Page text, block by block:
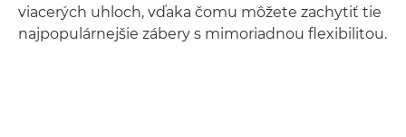
viacerých uhloch, vďaka čomu môžete zachytiť tie
najpopulárnejšie zábery s mimoriadnou flexibilitou.